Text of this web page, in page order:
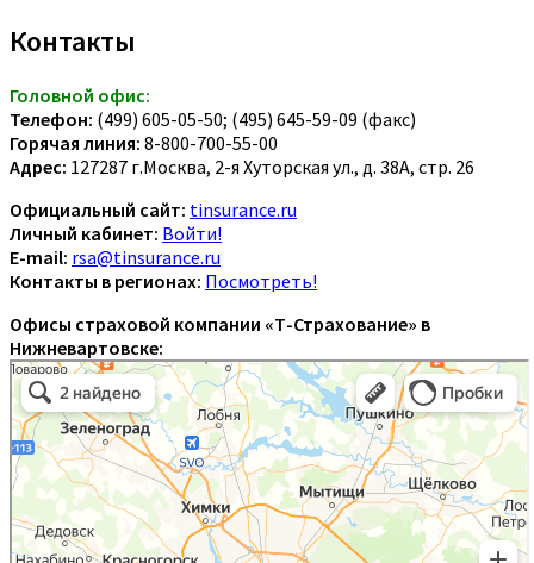
Контакты
Головной офис:
Телефон: (499) 605-05-50; (495) 645-59-09 (факс)
Горячая линия: 8-800-700-55-00
Адрес: 127287 г.Москва, 2-я Хуторская ул., д. 38А, стр. 26
Официальный сайт: tinsurance.ru
Личный кабинет: Войти!
E-mail: rsa@tinsurance.ru
Контакты в регионах: Посмотреть!
Офисы страховой компании «Т-Страхование» в
Нижневартовске: